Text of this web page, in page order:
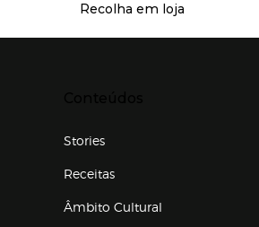
Servicios destacados
Recolha em loja
Stories
Receitas
Âmbito Cultural